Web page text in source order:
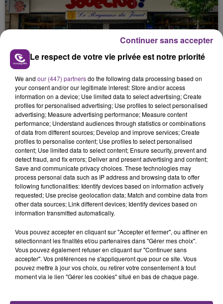
LE MAGASIN JOUÉCLUB DE REIMS FERME
SES PORTES
C'était l'une des institutions du centre-ville
rémois. Le magasin JouéClub est contraint de
fermer ses portes.
TITRES DIFFUSÉS
23h19
23h19
ED SHEERAN
Azizam
23h15
23h15
ANGELE & JUSTICE
What You Want
23h12
23h12 23h08
23h08
Le respect de votre vie privée est notre priorité
We and our (447) partnersdo the following data processing based on
your consent and/or our legitimate interest: Store and/or access
information on a device; Use limited data to select advertising; Create
profiles for personalised advertising; Use profiles to select personalised
advertising; Measure advertising performance; Measure content
performance; Understand audiences through statistics or combinations
of data from different sources; Develop and improve services; Create
profiles to personalise content; Use profiles to select personalised
content; Use limited data to select content; Ensure security, prevent and
detect fraud, and fix errors; Deliver and present advertising and content;
Save and communicate privacy choices. These technologies may
process personal data such as IP address and browsing data to offer
following functionalities: Identify devices based on information actively
requested; Use precise geolocation data; Match and combine data from
other data sources; Link different devices; Identify devices based on
information transmitted automatically.
Vous pouvez accepter en cliquant sur "Accepter et fermer", ou affiner en
sélectionnant les finalités et/ou partenaires dans "Gérer mes choix".
Vous pouvez également refuser en cliquant sur "Continuer sans
accepter". Vos préférences ne s'appliqueront que pour ce site. Vous
pouvez mettre à jour vos choix, ou retirer votre consentement à tout
moment via le lien "Gérer les cookies" situé en bas de chaque page.
Continuer sans accepter